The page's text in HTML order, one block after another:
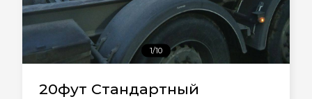
1/10
20фут Стандартный